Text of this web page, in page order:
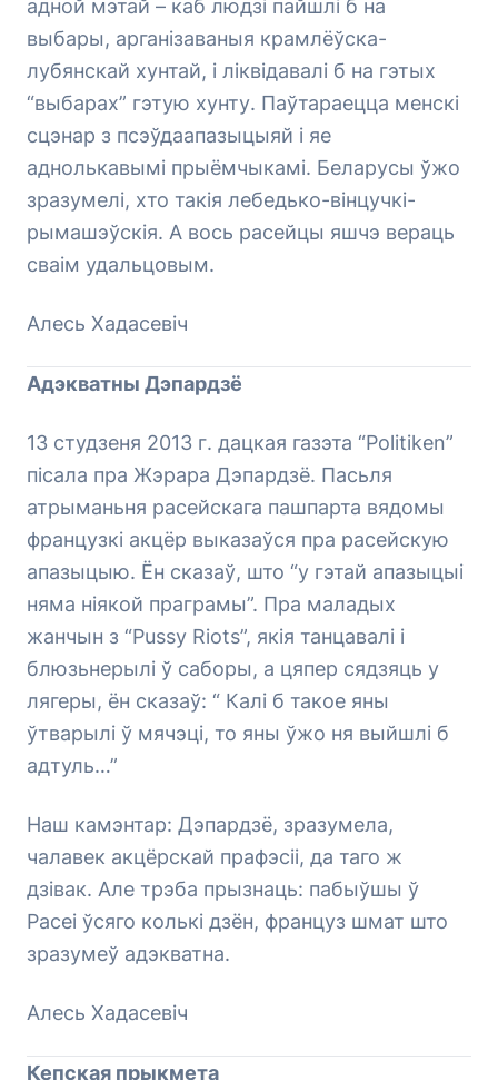
адной мэтай – каб людзі пайшлі б на
выбары, арганізаваныя крамлёўска-
лубянскай хунтай, і ліквідавалі б на гэтых
“выбарах” гэтую хунту. Паўтараецца менскі
сцэнар з псэўдаапазыцыяй і яе
аднолькавымі прыёмчыкамі. Беларусы ўжо
зразумелі, хто такія лебедько-вінцучкі-
рымашэўскія. А вось расейцы яшчэ вераць
сваім удальцовым.
Алесь Хадасевіч
Адэкватны Дэпардзё
13 студзеня 2013 г. дацкая газэта “Politiken”
пісала пра Жэрара Дэпардзё. Пасьля
атрыманьня расейскага пашпарта вядомы
французкі акцёр выказаўся пра расейскую
апазыцыю. Ён сказаў, што “у гэтай апазыцыі
няма ніякой праграмы”. Пра маладых
жанчын з “Pussy Riots”, якія танцавалі і
блюзьнерылі ў саборы, а цяпер сядзяць у
лягеры, ён сказаў: “ Калі б такое яны
ўтварылі ў мячэці, то яны ўжо ня выйшлі б
адтуль…”
Наш камэнтар: Дэпардзё, зразумела,
чалавек акцёрскай прафэсіі, да таго ж
дзівак. Але трэба прызнаць: пабыўшы ў
Расеі ўсяго колькі дзён, француз шмат што
зразумеў адэкватна.
Алесь Хадасевіч
Кепская прыкмета